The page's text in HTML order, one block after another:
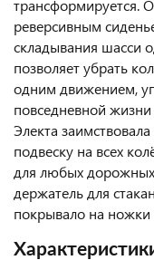
трансформируется.
реверсивным
складывания шасси
позволяет убрать
одним движением,
повседневной
Электа
подвеску на всех
для любых
держатель для
покрывало на ножки